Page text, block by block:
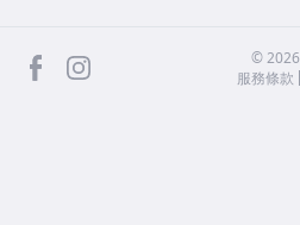
facebook ©2026
服務條款